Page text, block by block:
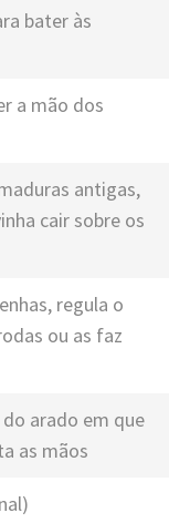
bater às
a mão dos
antigas,
cair sobre os
regula o
ou as faz
arado em que
as mãos